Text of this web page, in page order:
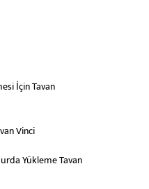
İçin Tavan
Vinci
Yükleme Tavan